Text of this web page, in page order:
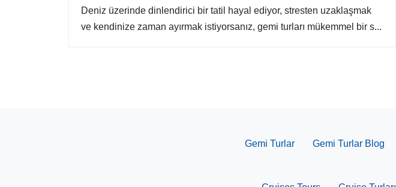
Deniz üzerinde dinlendirici bir tatil hayal ediyor, stresten uzaklaşmak
ve kendinize zaman ayırmak istiyorsanız, gemi turları mükemmel bir s...
Gemi Turlar Gemi Turlar Blog